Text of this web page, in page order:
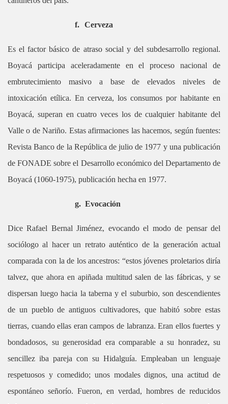
f. Cerveza
Es el factor básico de atraso social y del subdesarrollo regional.
Boyacá participa aceleradamente en el proceso nacional de
embrutecimiento masivo a base de elevados niveles de
intoxicación etílica. En cerveza, los consumos por habitante en
Boyacá, superan en cuatro veces los de cualquier habitante del
Valle o de Nariño. Estas afirmaciones las hacemos, según fuentes:
Revista Banco de la República de julio de 1977 y una publicación
de FONADE sobre el Desarrollo económico del Departamento de
Boyacá (1060-1975), publicación hecha en 1977.
g. Evocación
Dice Rafael Bernal Jiménez, evocando el modo de pensar del
sociólogo al hacer un retrato auténtico de la generación actual
comparada con la de los ancestros: “estos jóvenes proletarios diría
talvez, que ahora en apiñada multitud salen de las fábricas, y se
dispersan luego hacia la taberna y el suburbio, son descendientes
de un pueblo de antiguos cultivadores, que habitó sobre estas
tierras, cuando ellas eran campos de labranza. Eran ellos fuertes y
bondadosos, su generosidad era comparable a su honradez, su
sencillez iba pareja con su Hidalguía. Empleaban un lenguaje
respetuosos y comedido; unos modales dignos, una actitud de
espontáneo señorío. Fueron, en verdad, hombres de reducidos